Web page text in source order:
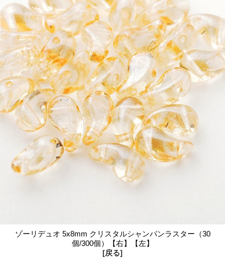
ゾーリデュオ 5x8mm クリスタルシャンパンラスター（30
個/300個）【右】【左】
[戻る]